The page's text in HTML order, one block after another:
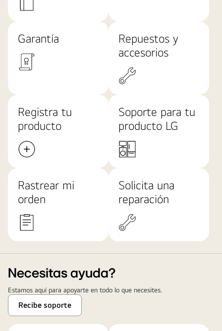
Garantía
Repuestos y
accesorios
Registra tu
producto
Soporte para tu
producto LG
Rastrear mi
orden
Solicita una
reparación
Necesitas ayuda?
Estamos aquí para apoyarte en todo lo que necesites.
Recibe soporte